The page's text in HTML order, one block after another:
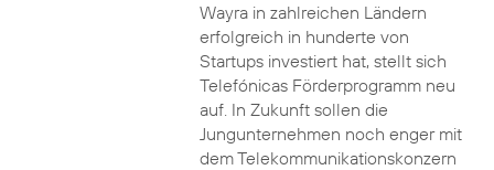
Wayra in zahlreichen Ländern
erfolgreich in hunderte von
Startups investiert hat, stellt sich
Telefónicas Förderprogramm neu
auf. In Zukunft sollen die
Jungunternehmen noch enger mit
dem Telekommunikationskonzern